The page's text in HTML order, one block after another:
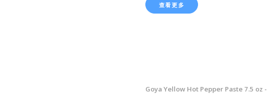
查看更多
Goya Yellow Hot Pepper Paste 7.5 oz -